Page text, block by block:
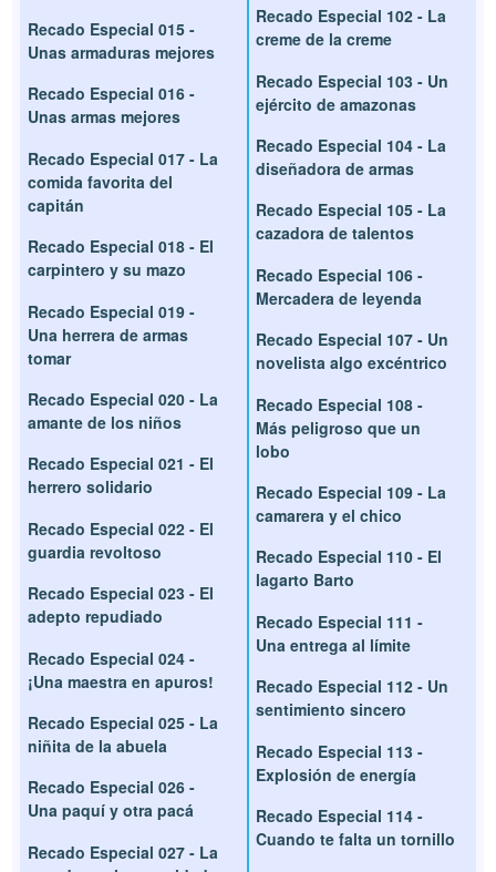
Recado Especial 015 -
Unas armaduras mejores
Recado Especial 016 -
Unas armas mejores
Recado Especial 017 - La
comida favorita del
capitán
Recado Especial 018 - El
carpintero y su mazo
Recado Especial 019 -
Una herrera de armas
tomar
Recado Especial 020 - La
amante de los niños
Recado Especial 021 - El
herrero solidario
Recado Especial 022 - El
guardia revoltoso
Recado Especial 023 - El
adepto repudiado
Recado Especial 024 -
¡Una maestra en apuros!
Recado Especial 025 - La
niñita de la abuela
Recado Especial 026 -
Una paquí y otra pacá
Recado Especial 027 - La
Recado Especial 102 - La
creme de la creme
Recado Especial 103 - Un
ejército de amazonas
Recado Especial 104 - La
diseñadora de armas
Recado Especial 105 - La
cazadora de talentos
Recado Especial 106 -
Mercadera de leyenda
Recado Especial 107 - Un
novelista algo excéntrico
Recado Especial 108 -
Más peligroso que un
lobo
Recado Especial 109 - La
camarera y el chico
Recado Especial 110 - El
lagarto Barto
Recado Especial 111 -
Una entrega al límite
Recado Especial 112 - Un
sentimiento sincero
Recado Especial 113 -
Explosión de energía
Recado Especial 114 -
Cuando te falta un tornillo